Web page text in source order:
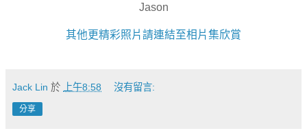
Jason
其他更精彩照片請連結至相片集欣賞
Jack Lin 於 上午8:58 沒有留言:
分享